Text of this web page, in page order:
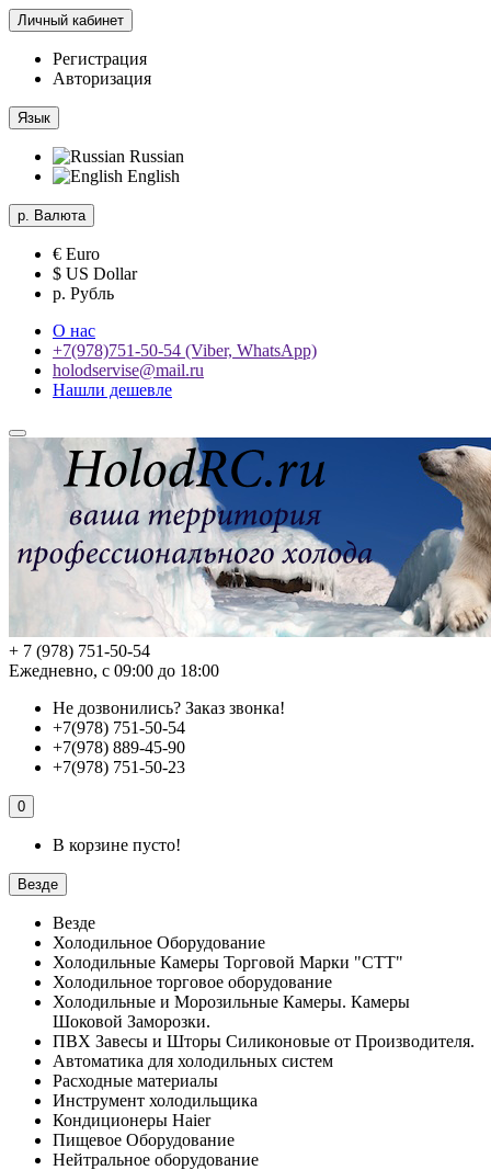
Личный кабинет
Регистрация
Авторизация
Язык
Russian
English
р. Валюта
€ Euro
$ US Dollar
р. Рубль
О нас
+7(978)751-50-54 (Viber, WhatsApp)
holodservise@mail.ru
Нашли дешевле
+ 7 (978) 751-50-54
Ежедневно, с 09:00 до 18:00
Не дозвонились? Заказ звонка!
+7(978) 751-50-54
+7(978) 889-45-90
+7(978) 751-50-23
0
В корзине пусто!
Везде
Везде
Холодильное Оборудование
Холодильные Камеры Торговой Марки "СТТ"
Холодильное торговое оборудование
Холодильные и Морозильные Камеры. Камеры
Шоковой Заморозки.
ПВХ Завесы и Шторы Силиконовые от Производителя.
Автоматика для холодильных систем
Расходные материалы
Инструмент холодильщика
Кондиционеры Haier
Пищевое Оборудование
Нейтральное оборудование